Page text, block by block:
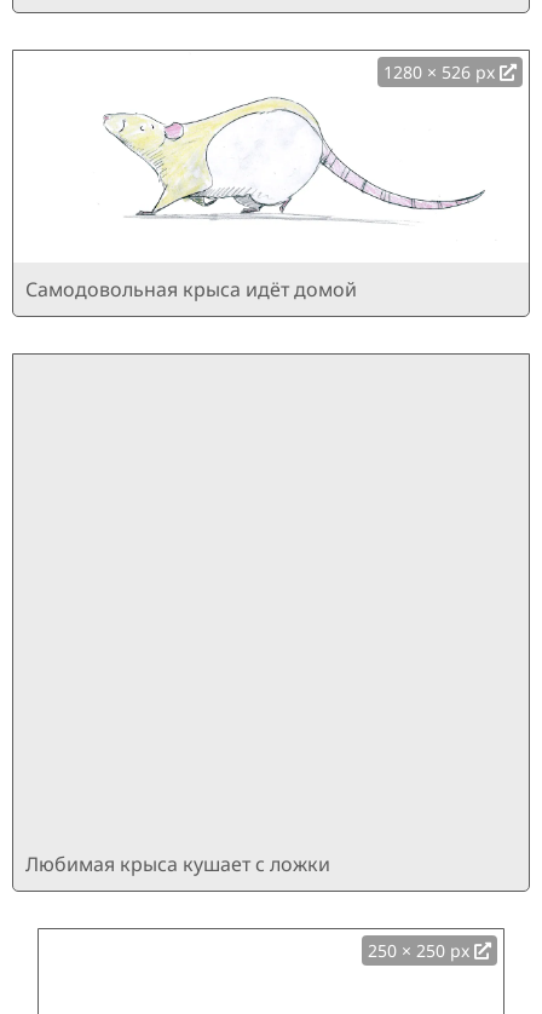
1280 × 526 px
Самодовольная крыса идёт домой
Любимая крыса кушает с ложки
250 × 250 px